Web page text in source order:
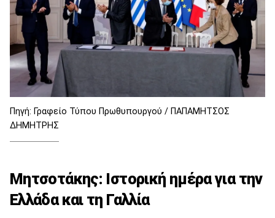
Πηγή: Γραφείο Τύπου Πρωθυπουργού / ΠΑΠΑΜΗΤΣΟΣ
ΔΗΜΗΤΡΗΣ
Μητσοτάκης: Ιστορική ημέρα για την
Ελλάδα και τη Γαλλία